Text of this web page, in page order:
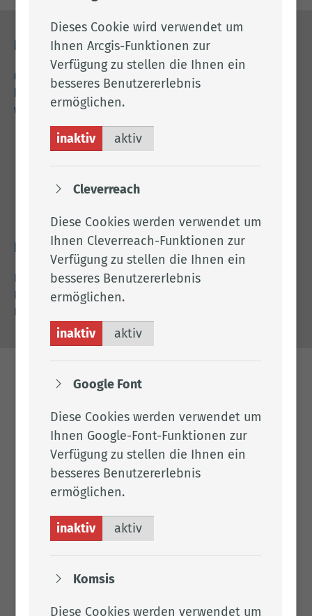
04471 15 0
www.lkclp.de
Adresse
Eschstr. 29
Rechtliches
Impressum
Datenschutz
Barrierefreiheit
Dieses Cookie wird verwendet um
Ihnen Arcgis-Funktionen zur
Verfügung zu stellen die Ihnen ein
besseres Benutzererlebnis
ermöglichen.
inaktiv aktiv
Cleverreach
Diese Cookies werden verwendet um
Ihnen Cleverreach-Funktionen zur
Verfügung zu stellen die Ihnen ein
besseres Benutzererlebnis
ermöglichen.
inaktiv aktiv
Google Font
Diese Cookies werden verwendet um
Ihnen Google-Font-Funktionen zur
Verfügung zu stellen die Ihnen ein
besseres Benutzererlebnis
ermöglichen.
inaktiv aktiv
Komsis
Diese Cookies werden verwendet um